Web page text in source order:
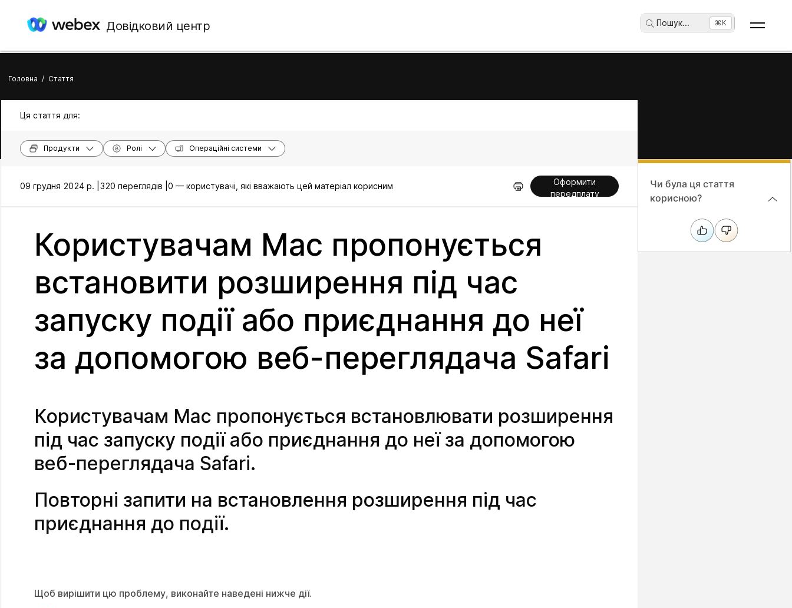
Довідковий центр Пошук... ⌘K
Головна / Стаття
Ця стаття для:
Продукти Ролі Операційні системи
09 грудня 2024 р. | 320 переглядів | 0 — користувачі, які вважають цей матеріал корисним
Оформити
передплату
Користувачам Mac пропонується
встановити розширення під час
запуску події або приєднання до неї
за допомогою веб-переглядача Safari
Користувачам Mac пропонується встановлювати розширення
під час запуску події або приєднання до неї за допомогою
веб-переглядача Safari.
Повторні запити на встановлення розширення під час
приєднання до події.
Щоб вирішити цю проблему, виконайте наведені нижче дії.
Чи була ця стаття
корисною?